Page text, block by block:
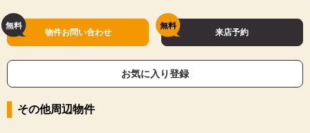
物件お問い合わせ 来店予約
お気に入り登録
その他周辺物件